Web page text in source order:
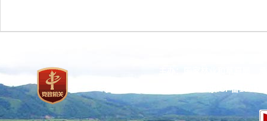
京ICP备